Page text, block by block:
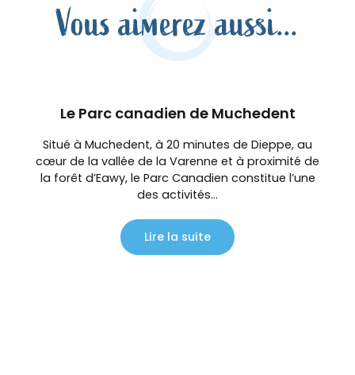
Vous aimerez aussi...
Le Parc canadien de Muchedent
Situé à Muchedent, à 20 minutes de Dieppe, au
cœur de la vallée de la Varenne et à proximité de
la forêt d’Eawy, le Parc Canadien constitue l’une
des activités...
Lire la suite